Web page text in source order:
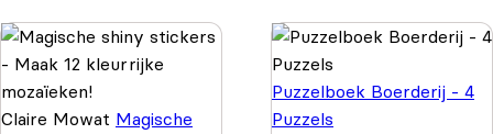
Claire Mowat Magische
Puzzelboek Boerderij - 4
Puzzels